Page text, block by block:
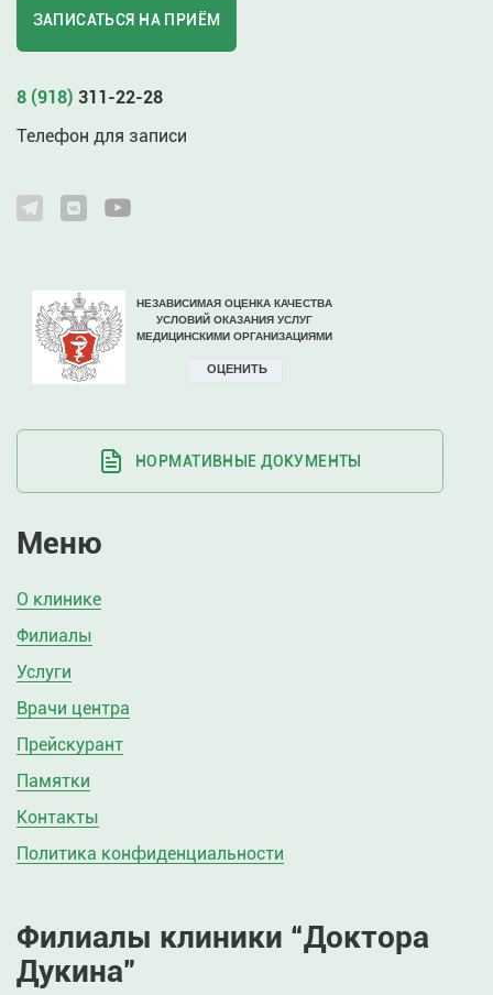
ЗАПИСАТЬСЯ НА ПРИЁМ
8 (918) 311-22-28
Телефон для записи
НОРМАТИВНЫЕ ДОКУМЕНТЫ
Меню
О клинике
Филиалы
Услуги
Врачи центра
Прейскурант
Памятки
Контакты
Политика конфиденциальности
Филиалы клиники “Доктора
Дукина”